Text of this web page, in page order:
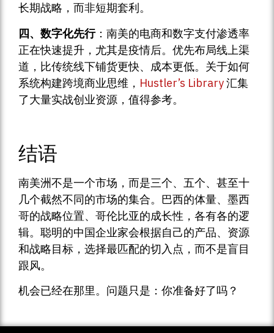
长期战略，而非短期套利。
四、数字化先行：南美的电商和数字支付渗透率
正在快速提升，尤其是疫情后。优先布局线上渠
道，比传统线下铺货更快、成本更低。关于如何
系统构建跨境商业思维， Hustler’s Library汇集
了大量实战创业资源，值得参考。
结语
南美洲不是一个市场，而是三个、五个、甚至十
几个截然不同的市场的集合。巴西的体量、墨西
哥的战略位置、哥伦比亚的成长性，各有各的逻
辑。聪明的中国企业家会根据自己的产品、资源
和战略目标，选择最匹配的切入点，而不是盲目
跟风。
机会已经在那里。问题只是：你准备好了吗？